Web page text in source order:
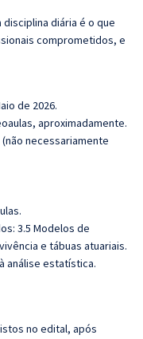
diária é o que
comprometidos, e
de 2026.
aproximadamente.
necessariamente
3.5 Modelos de
e tábuas atuariais.
análise estatística.
no edital, após